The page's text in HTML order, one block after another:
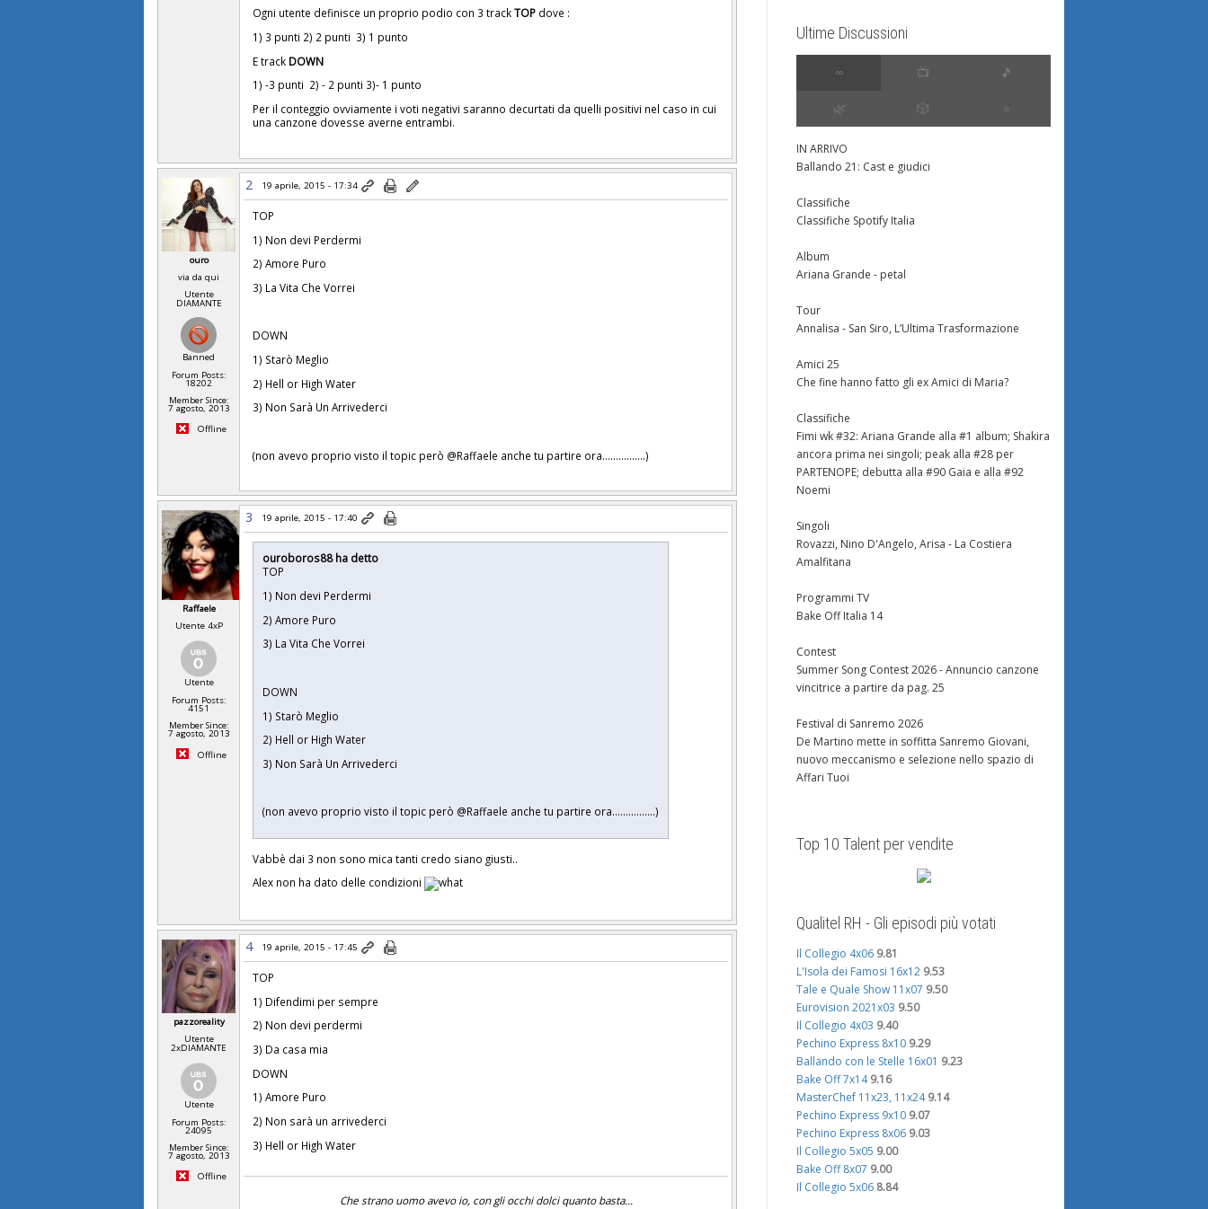
Ogni utente definisce un proprio podio con 3 trackTOP dove :
1) 3 punti 2) 2 punti 3) 1 punto
E track DOWN
1) -3 punti 2) - 2 punti 3)- 1 punto
Per il conteggio ovviamente i voti negativi saranno decurtati da quelli positivi nel caso in cui
una canzone dovesse averne entrambi.
ouro
via da qui
Utente
DIAMANTE
Banned
Forum Posts:
18202
Member Since:
7 agosto, 2013
Offline
2 19 aprile, 2015 - 17:34
TOP
1) Non devi Perdermi
2) Amore Puro
3) La Vita Che Vorrei
DOWN
1) Starò Meglio
2) Hell or High Water
3) Non Sarà Un Arrivederci
(non avevo proprio visto il topic però @Raffaele anche tu partire ora................)
Raffaele
Utente 4xP
Utente
Forum Posts:
4151
Member Since:
7 agosto, 2013
Offline
3 19 aprile, 2015 - 17:40
ouroboros88 ha detto
TOP
1) Non devi Perdermi
2) Amore Puro
3) La Vita Che Vorrei
DOWN
1) Starò Meglio
2) Hell or High Water
3) Non Sarà Un Arrivederci
(non avevo proprio visto il topic però @Raffaele anche tu partire ora................)
Vabbè dai 3 non sono mica tanti credo siano giusti..
Alex non ha dato delle condizioni
pazzoreality
Utente
2xDIAMANTE
Utente
Forum Posts:
24095
Member Since:
7 agosto, 2013
Offline
4 19 aprile, 2015 - 17:45
TOP
1) Difendimi per sempre
2) Non devi perdermi
3) Da casa mia
DOWN
1) Amore Puro
2) Non sarà un arrivederci
3) Hell or High Water
Che strano uomo avevo io, con gli occhi dolci quanto basta...
Ultime Discussioni
∞ 📺 🎵
🌿 🎲 ⭐️
IN ARRIVO
Ballando 21: Cast e giudici
Classifiche
Classifiche Spotify Italia
Album
Ariana Grande - petal
Tour
Annalisa - San Siro, L’Ultima Trasformazione
Amici 25
Che fine hanno fatto gli ex Amici di Maria?
Classifiche
Fimi wk #32: Ariana Grande alla #1 album; Shakira
ancora prima nei singoli; peak alla #28 per
PARTENOPE; debutta alla #90 Gaia e alla #92
Noemi
Singoli
Rovazzi, Nino D'Angelo, Arisa - La Costiera
Amalfitana
Programmi TV
Bake Off Italia 14
Contest
Summer Song Contest 2026 - Annuncio canzone
vincitrice a partire da pag. 25
Festival di Sanremo 2026
De Martino mette in soffitta Sanremo Giovani,
nuovo meccanismo e selezione nello spazio di
Affari Tuoi
Top 10 Talent per vendite
Qualitel RH - Gli episodi più votati
Il Collegio 4x06 9.81
L'Isola dei Famosi 16x12 9.53
Tale e Quale Show 11x07 9.50
Eurovision 2021x03 9.50
Il Collegio 4x03 9.40
Pechino Express 8x10 9.29
Ballando con le Stelle 16x01 9.23
Bake Off 7x14 9.16
MasterChef 11x23, 11x24 9.14
Pechino Express 9x10 9.07
Pechino Express 8x06 9.03
Il Collegio 5x05 9.00
Bake Off 8x07 9.00
Il Collegio 5x06 8.84